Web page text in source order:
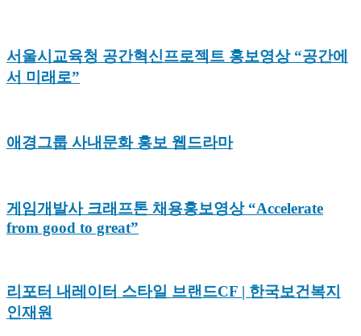
서울시교육청 공간혁신프로젝트 홍보영상 “공간에
서 미래로”
애경그룹 사내문화 홍보 웹드라마
게임개발사 크래프톤 채용홍보영상 “Accelerate
from good to great”
리포터 내레이터 스타일 브랜드CF | 한국보건복지
인재원